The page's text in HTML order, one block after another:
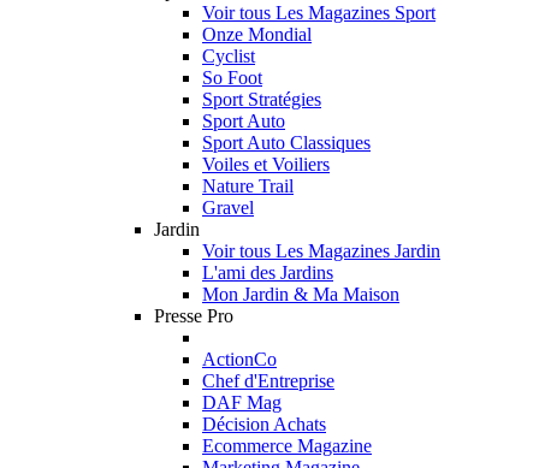
Voir tous Les Magazines Sport
Onze Mondial
Cyclist
So Foot
Sport Stratégies
Sport Auto
Sport Auto Classiques
Voiles et Voiliers
Nature Trail
Gravel
Jardin
Voir tous Les Magazines Jardin
L'ami des Jardins
Mon Jardin & Ma Maison
Presse Pro
ActionCo
Chef d'Entreprise
DAF Mag
Décision Achats
Ecommerce Magazine